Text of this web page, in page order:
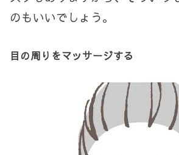
のもいいでしょう。
目の周りをマッサージする